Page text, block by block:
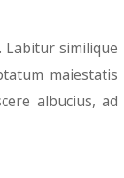
Labitur similique
maiestatis
albucius, ad